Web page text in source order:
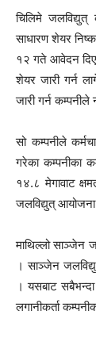
चिलिमे
साधारण शेयर
१२ गते आवेदन
शेयर जारी गर्न
जारी गर्न
सो कम्पनीले
गरेका कम्पनीका
१४.८ मेगावाट
जलविद्युत् आयोजना
माथिल्लो साञ्जेन
। साञ्जेन
। यसबाट
लगानीकर्ता